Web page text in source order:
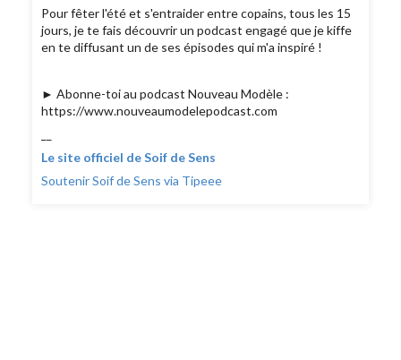
Pour fêter l'été et s'entraider entre copains, tous les 15
jours, je te fais découvrir un podcast engagé que je kiffe
en te diffusant un de ses épisodes qui m'a inspiré !
► Abonne-toi au podcast Nouveau Modèle :
https://www.nouveaumodelepodcast.com
Le site officiel de Soif de Sens
Soutenir Soif de Sens via Tipeee